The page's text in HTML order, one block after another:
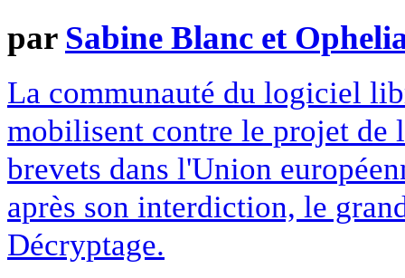
par Sabine Blanc et
La communauté du logiciel
mobilisent contre le projet de
brevets dans l'Union
après son interdiction, le
Décryptage.